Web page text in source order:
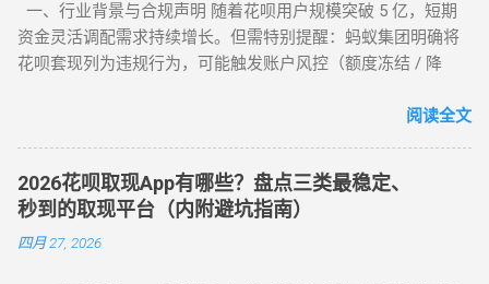
一目了然，我们选取了目前存活率最高的四种模式进行深度横
评： 评估维度 模式 A：H5协议秒到 模式 B：天猫实物中转 模
式 C：线下蓝标扫码 模式 D：虚拟卡券回购 资金到账 秒到余额
一、行业背景与合规声明 随着花呗用户规模突破 5 亿，短期
资金灵活调配需求持续增长。但需特别提醒：蚂蚁集团明确将
花呗套现列为违规行为，可能触发账户风控（额度冻结 / 降
可的额度使用场景及低风险操作方案，助力用户理性管理信用
（一）电商平台类 —— 高频消费场景适配 ▶ 淘宝 / 天猫（五星
推荐） 安全指数 ：★★★★★（支付宝生态内闭环操作） 操
作流程 ： 选择 “蚂蚁花呗分期” 标识商品（3C 数码 / 家电等高
保值品类）； 下单后 24 小时内联系商家协商 “7 天无理由退货”
阅读全文
2026花呗取现App有哪些？盘点三类最稳定、
秒到的取现平台（内附避坑指南）
四月 27, 2026